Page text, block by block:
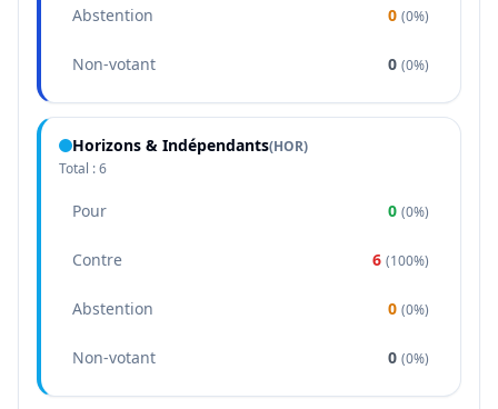
Abstention 0 (0%)
Non-votant 0 (0%)
Horizons & Indépendants(HOR)
Total :6
Pour 0 (0%)
Contre 6 (100%)
Abstention 0 (0%)
Non-votant 0 (0%)